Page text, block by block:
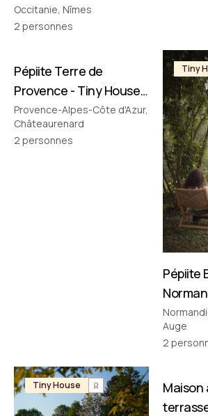
cinéma privé
Occitanie, Nîmes
2 personnes
Tiny House
Pépiite Terre de
Provence - Tiny House
avec Jacuzzi en
Provence
Provence-Alpes-Côte d'Azur,
Châteaurenard
2 personnes
Tiny
Pépiite
avec
Vintage
Auge
2
Tiny House
Maison